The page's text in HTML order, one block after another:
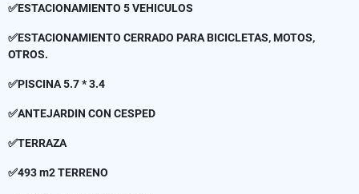
✅ESTACIONAMIENTO 5 VEHICULOS
✅ESTACIONAMIENTO CERRADO PARA BICICLETAS, MOTOS,
OTROS.
✅PISCINA 5.7 * 3.4
✅ANTEJARDIN CON CESPED
✅TERRAZA
✅493 m2 TERRENO